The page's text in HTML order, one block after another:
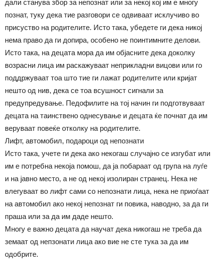
дали станува збор за непознат или за некој кој им е многу
познат, туку дека тие разговори се одвиваат исклучиво во
присуство на родителите. Исто така, убедете ги дека никој
нема право да ги допира, особено не поинтимните делови.
Исто така, на децата мора да им објасните дека доколку
возрасни лица им раскажуваат неприкладни вицови или го
поддржуваат тоа што тие ги лажат родителите или кријат
нешто од нив, дека се тоа всушност сигнали за
предупредување. Педофилите на тој начин ги подготвуваат
децата на таинствено однесување и децата ќе почнат да им
веруваат повеќе отколку на родителите.
Лифт, автомобил, подароци од непознати
Исто така, учете ги дека ако некогаш случајно се изгубат или
им е потребна некоја помош, да ја побараат од група на луѓе
и на јавно место, а не од некој изолиран странец. Нека не
влегуваат во лифт сами со непознати лица, нека не приоѓаат
на автомобил ако некој непознат ги повика, наводно, за да ги
праша или за да им даде нешто.
Многу е важно децата да научат дека никогаш не треба да
земаат од непзонати лица ако вие не сте тука за да им
одобрите.